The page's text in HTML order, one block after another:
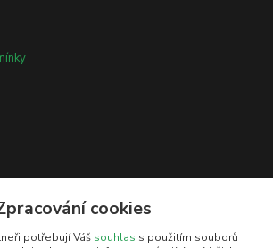
cookies
potřebují Váš souhlas s použitím souborů